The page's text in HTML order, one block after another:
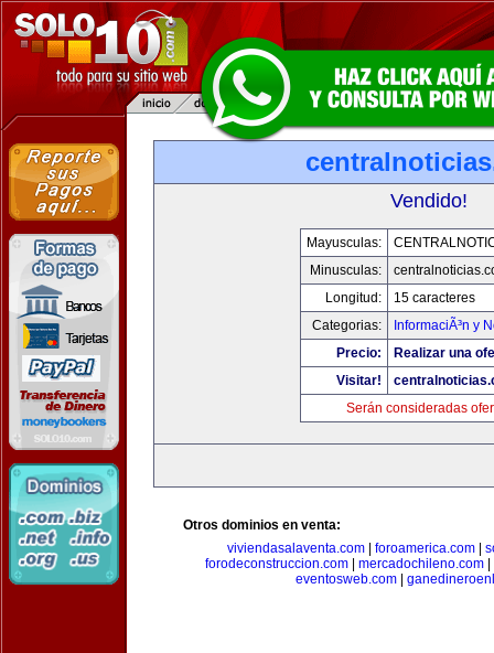
Vendido!
Mayusculas:
Minusculas:
Longitud:
15 caracteres
Categorias:
InformaciÃ³n y
Precio:
Realizar una
Visitar!
Serán consideradas
Otros dominios en venta:
viviendasalaventa.com| foroamerica.com|
forodeconstruccion.com
mercadochileno.com
eventosweb.com|